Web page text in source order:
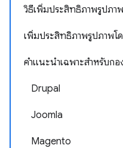
วิธีเพิ่มประสิทธิภาพรูปภาพ
เพิ่มประสิทธิภาพรูปภาพโ
คำแนะนำเฉพาะสำหรับก
Drupal
Joomla
Magento